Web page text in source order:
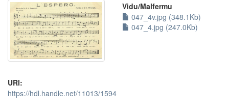
Vidu/Malfermu
047_4v.jpg (348.1Kb)
047_4.jpg (247.0Kb)
URI:
https://hdl.handle.net/11013/1594